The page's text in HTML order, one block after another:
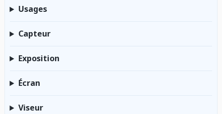
Usages
Capteur
Exposition
Écran
Viseur